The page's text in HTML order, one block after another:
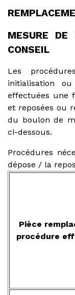
MESURE DE
CONSEIL
Les
initialisation
effectuées une
et reposées ou
du boulon de
ci-dessous.
Procédures
dépose / la
Pièce
procédure